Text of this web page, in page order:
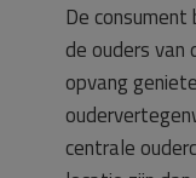
De
de ouders van
opvang
centrale